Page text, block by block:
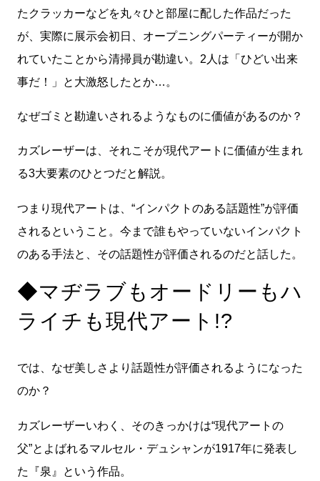
たクラッカーなどを丸々ひと部屋に配した作品だった
が、実際に展示会初日、オープニングパーティーが開か
れていたことから清掃員が勘違い。2人は「ひどい出来
事だ！」と大激怒したとか…。
なぜゴミと勘違いされるようなものに価値があるのか？
カズレーザーは、それこそが現代アートに価値が生まれ
る3大要素のひとつだと解説。
つまり現代アートは、“インパクトのある話題性”が評価
されるということ。今まで誰もやっていないインパクト
のある手法と、その話題性が評価されるのだと話した。
◆マヂラブもオードリーもハ
ライチも現代アート!?
では、なぜ美しさより話題性が評価されるようになった
のか？
カズレーザーいわく、そのきっかけは“現代アートの
父”とよばれるマルセル・デュシャンが1917年に発表し
た『泉』という作品。